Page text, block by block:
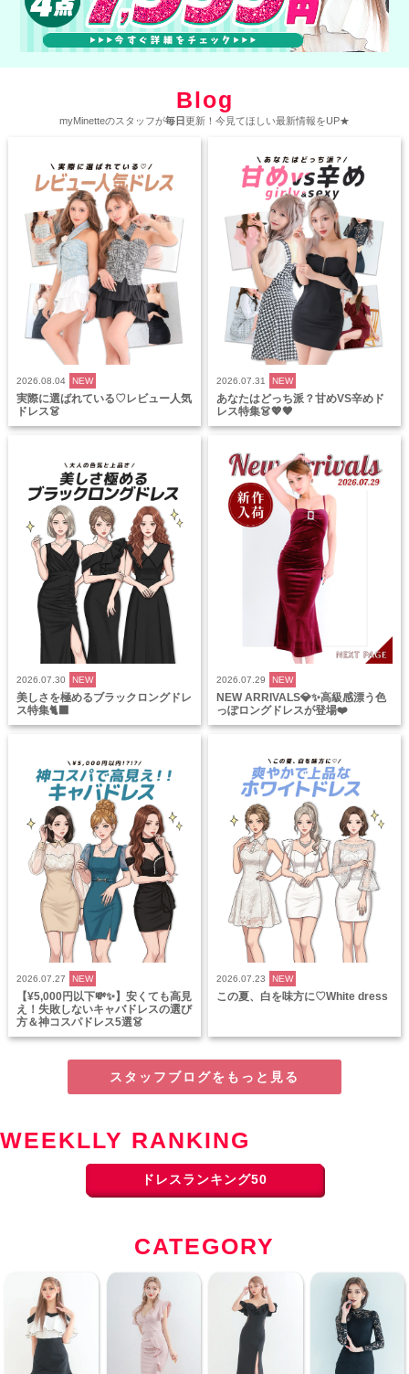
Blog
myMinetteのスタッフが毎日更新！今見てほしい最新情報をUP★
2026.08.04 NEW
実際に選ばれている♡レビュー人気
ドレス👗
2026.07.31 NEW
あなたはどっち派？甘めVS辛めド
レス特集👗💖🖤
2026.07.30 NEW
美しさを極めるブラックロングドレ
ス特集🐈‍⬛
2026.07.29 NEW
NEW ARRIVALS💎✨高級感漂う色
っぽロングドレスが登場❤️
2026.07.27 NEW
【¥5,000円以下💸✨】安くても高見
え！失敗しないキャバドレスの選び
方＆神コスパドレス5選👗
2026.07.23 NEW
この夏、白を味方に♡White dress
スタッフブログをもっと見る
WEEKLLY RANKING
ドレスランキング50
CATEGORY